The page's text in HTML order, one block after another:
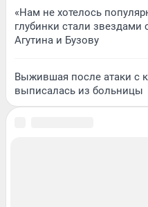
«Нам не хотелось
глубинки стали
Агутина и Бузову
Выжившая после атаки с
выписалась из больницы